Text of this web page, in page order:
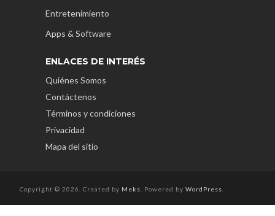
Entretenimiento
Apps & Software
ENLACES DE INTERÉS
Quiénes Somos
Contáctenos
Términos y condiciones
Privacidad
Mapa del sitio
Copyright © 2026. Created by Meks . Powered by WordPress